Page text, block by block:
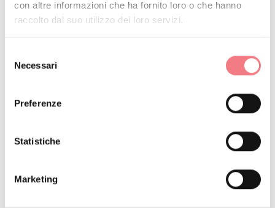
con altre informazioni che ha fornito loro o che hanno
raccolto dal suo utilizzo dei loro servizi.
delNecessari
Preferenze
Statistiche
Marketing
ricordi indelebili in uno dei luoghi più affascinanti delle